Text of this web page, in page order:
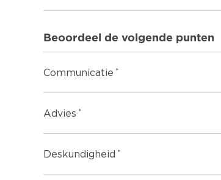
Beoordeel de volgende punten
Communicatie
Advies
Deskundigheid